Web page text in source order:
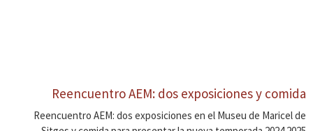
Reencuentro AEM: dos exposiciones y comida
Reencuentro AEM: dos exposiciones en el Museu de Maricel de